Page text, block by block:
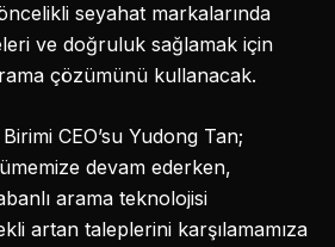
seyahat markalarında
ve doğruluk sağlamak için
çözümünü kullanacak.
CEO’su Yudong Tan;
devam ederken,
arama teknolojisi
artan taleplerini karşılamamıza